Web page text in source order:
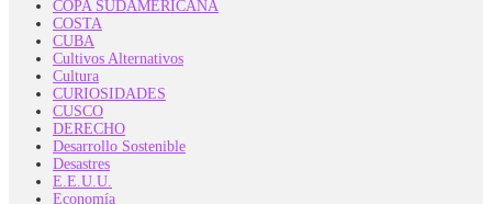
COPA SUDAMERICANA
COSTA
CUBA
Cultivos Alternativos
Cultura
CURIOSIDADES
CUSCO
DERECHO
Desarrollo Sostenible
Desastres
E.E.U.U.
Economía